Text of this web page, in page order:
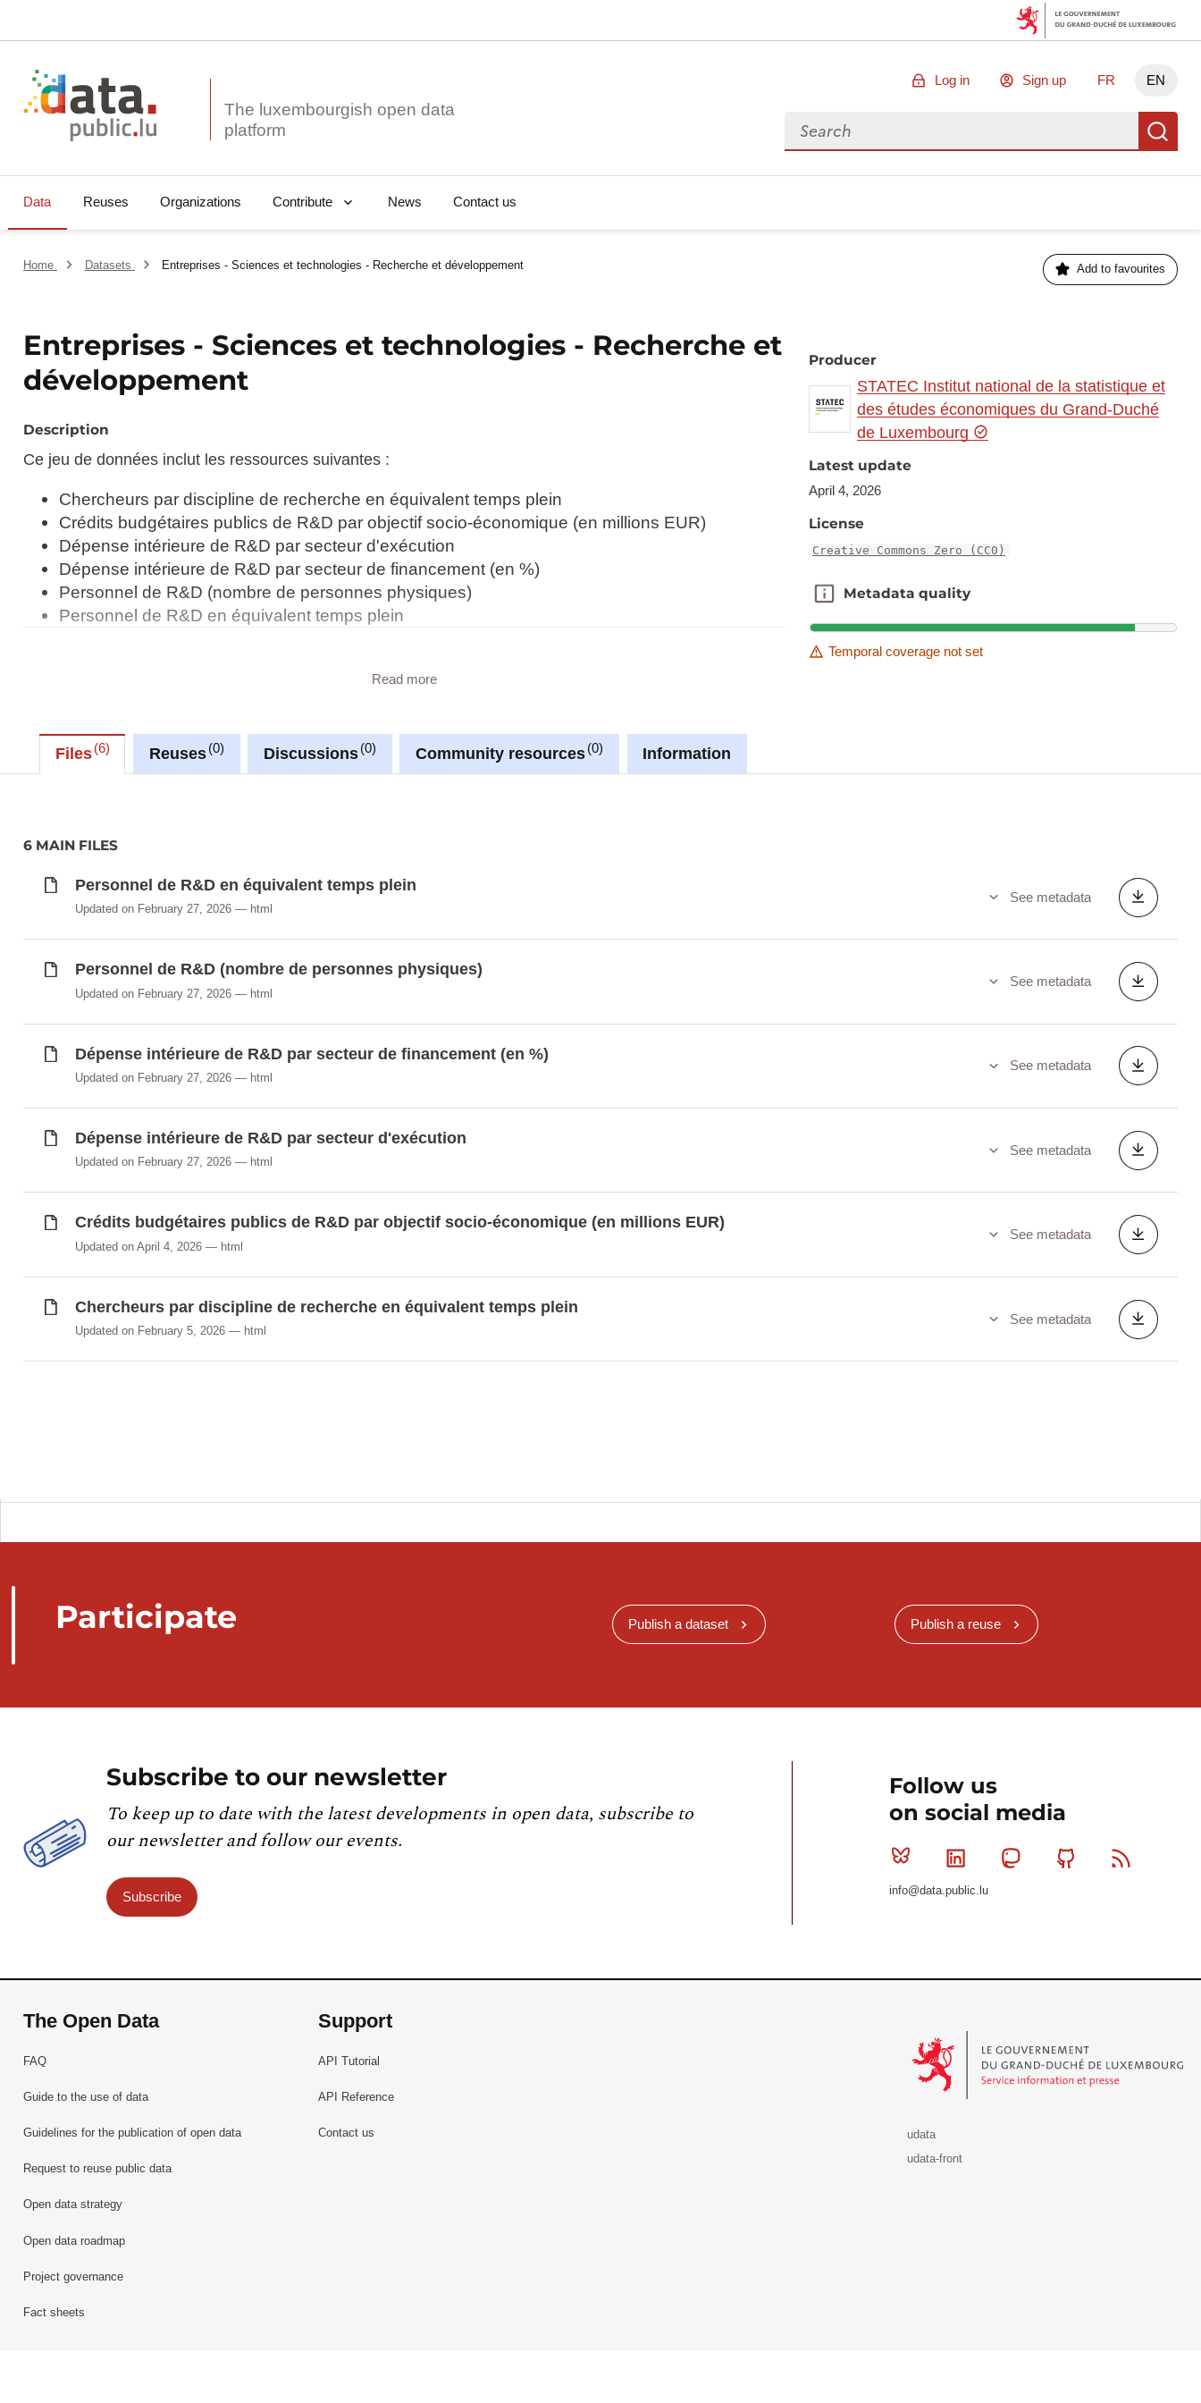
The luxembourgish open data
Log in Sign up FR EN
Search for data
Data Reuses Organizations Contribute News Contact us
Home Datasets Entreprises - Sciences et technologies - Recherche et développement Add to favourites
Entreprises - Sciences et technologies - Recherche et
développement
Description
Ce jeu de données inclut les ressources suivantes :
Chercheurs par discipline de recherche en équivalent temps plein
Crédits budgétaires publics de R&D par objectif socio-économique (en millions EUR)
Dépense intérieure de R&D par secteur d'exécution
Dépense intérieure de R&D par secteur de financement (en %)
Personnel de R&D (nombre de personnes physiques)
Personnel de R&D en équivalent temps plein
base de données LUSTAT
Read more
Producer
STATEC Institut national de la statistique et
des études économiques du Grand-Duché
de Luxembourg
Latest update
April 4, 2026
License
Creative Commons Zero (CC0)
Metadata quality
Metadata quality
Temporal coverage not set
Files 6 Reuses 0 Discussions 0 Community resources 0 Information
6 MAIN FILES
Personnel de R&D en équivalent temps plein
Updated on February 27, 2026 html
See metadata
Personnel de R&D (nombre de personnes physiques)
Updated on February 27, 2026 html
See metadata
Dépense intérieure de R&D par secteur de financement (en %)
Updated on February 27, 2026 html
See metadata
Dépense intérieure de R&D par secteur d'exécution
Updated on February 27, 2026 html
See metadata
Crédits budgétaires publics de R&D par objectif socio-économique (en millions EUR)
Updated on April 4, 2026 html
See metadata
Chercheurs par discipline de recherche en équivalent temps plein
Updated on February 5, 2026 html
See metadata
Participate Publish a dataset Publish a reuse
Subscribe to our newsletter
To keep up to date with the latest developments in open data, subscribe to
our newsletter and follow our events.
Subscribe
Follow us
on social media
Bluesky Linkedin MastodonGithub
info@data.public.lu
The Open Data
FAQ
Guide to the use of data
Guidelines for the publication of open data
Request to reuse public data
Open data strategy
Open data roadmap
Project governance
Fact sheets
Support
API Tutorial
API Reference
Contact us
udata
udata-front